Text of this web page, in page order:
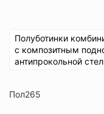
Полуботинки
с композитным
антипрокольной
Пол265